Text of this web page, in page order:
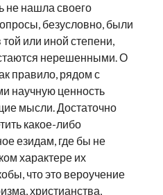
не нашла своего
безусловно, были
или иной степени,
нерешенными. О
правило, рядом с
научную ценность
мысли. Достаточно
какое-либо
езидам, где бы не
характере их
что это вероучение
христианства,